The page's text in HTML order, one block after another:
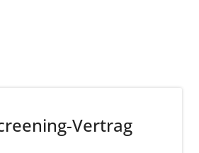
Vertrag